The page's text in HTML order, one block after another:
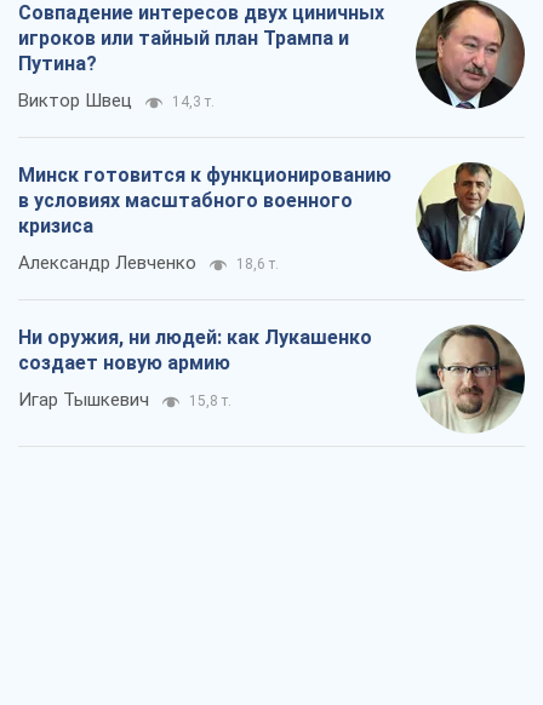
Совпадение интересов двух циничных
игроков или тайный план Трампа и
Путина?
Виктор Швец 14,3 т.
Минск готовится к функционированию
в условиях масштабного военного
кризиса
Александр Левченко 18,6 т.
Ни оружия, ни людей: как Лукашенко
создает новую армию
Игар Тышкевич 15,8 т.